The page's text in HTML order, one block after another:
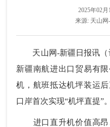
2025年02月
来源: 天山
天山网-新疆日报讯（
新疆南航进出口贸易有
机，航班抵达机坪装运
口岸首次实现“机坪直提”。
进口直升机价值高昂